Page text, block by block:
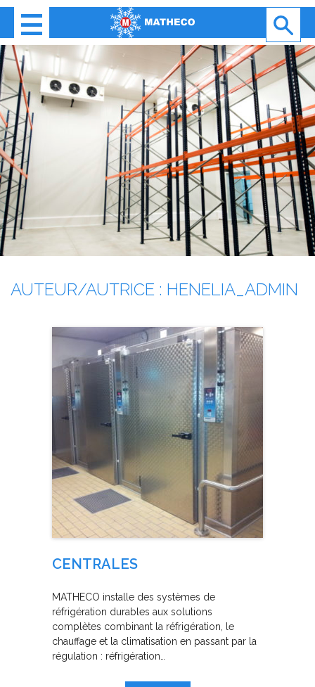
Rechercher
AUTEUR/AUTRICE : HENELIA_ADMIN
CENTRALES
MATHECO installe des systèmes de
réfrigération durables aux solutions
complètes combinant la réfrigération, le
chauffage et la climatisation en passant par la
régulation : réfrigération…
Gestion des cookies